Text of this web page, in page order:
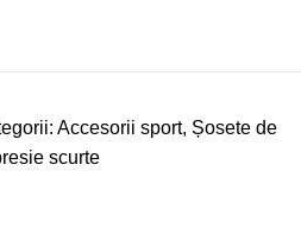
Accesorii sport, Șosete de
scurte